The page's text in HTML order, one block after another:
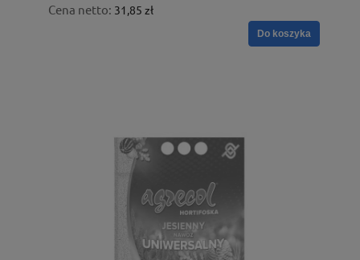
Cena netto: 31,85 zł
Do koszyka